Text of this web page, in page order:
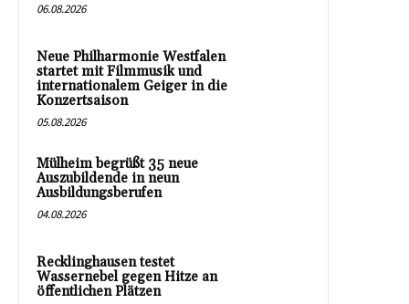
06.08.2026
Neue Philharmonie Westfalen
startet mit Filmmusik und
internationalem Geiger in die
Konzertsaison
05.08.2026
Mülheim begrüßt 35 neue
Auszubildende in neun
Ausbildungsberufen
04.08.2026
Recklinghausen testet
Wassernebel gegen Hitze an
öffentlichen Plätzen